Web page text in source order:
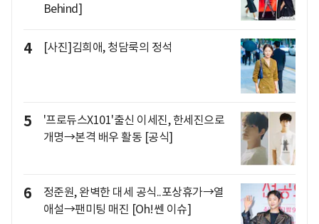
Behind]
4 [사진]김희애, 청담룩의 정석
5
'프로듀스X101'출신 이세진, 한세진으로
개명→본격 배우 활동 [공식]
6
정준원, 완벽한 대세 공식..포상휴가→열
애설→팬미팅 매진 [Oh!쎈 이슈]